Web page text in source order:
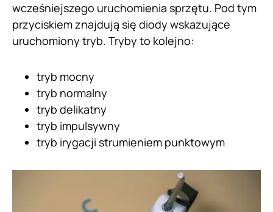
wcześniejszego uruchomienia sprzętu. Pod tym
przyciskiem znajdują się diody wskazujące
uruchomiony tryb. Tryby to kolejno:
tryb mocny
tryb normalny
tryb delikatny
tryb impulsywny
tryb irygacji strumieniem punktowym